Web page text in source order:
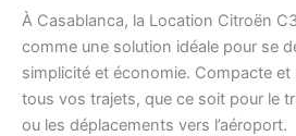
À Casablanca, la Location Citroën
comme une solution idéale pour se
simplicité et économie. Compacte et
tous vos trajets, que ce soit pour le
ou les déplacements vers l’aéroport.